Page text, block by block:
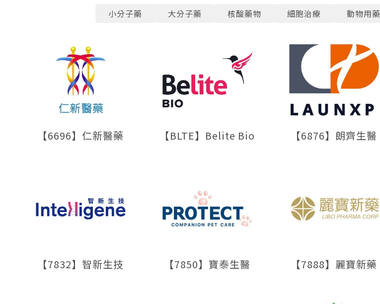
小分子藥 大分子藥 核酸藥物 細胞治療 動物用藥
【6696】仁新醫藥 【BLTE】Belite Bio 【6876】朗齊生醫
【7832】智新生技 【7850】寶泰生醫 【7888】麗寶新藥